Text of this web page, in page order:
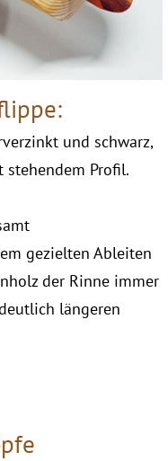
und schwarz,
Profil.
gezielten Ableiten
der Rinne immer
längeren